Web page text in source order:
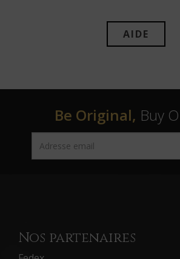
AIDE
Be Original, Buy
Nos partenaires